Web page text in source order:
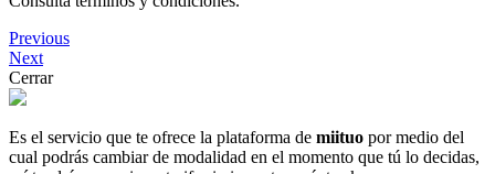
Previous
Next
Cerrar
Es el servicio que te ofrece la plataforma de miituo por medio del
cual podrás cambiar de modalidad en el momento que tú lo decidas,